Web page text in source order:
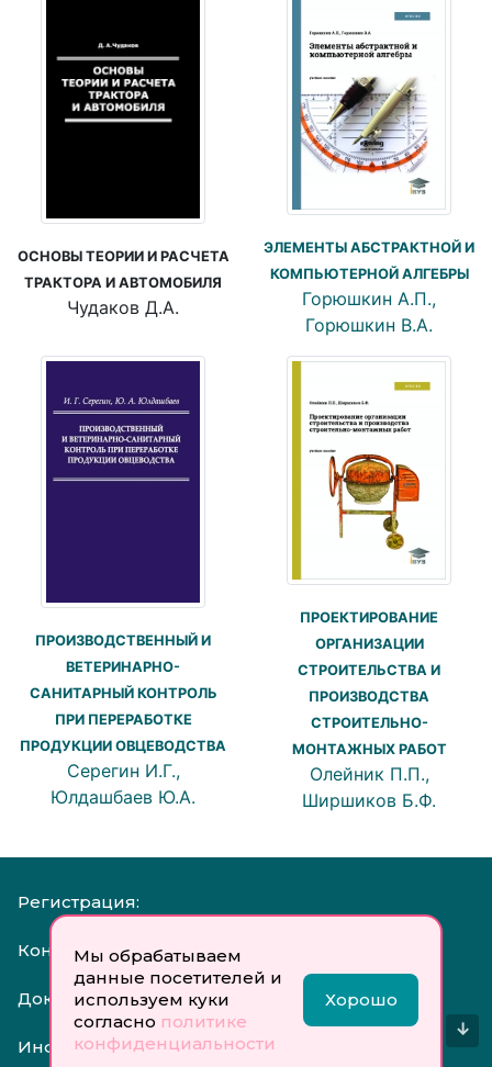
Мы обрабатываем
данные посетителей и
используем куки
согласно политике
конфиденциальности
Хорошо
ОСНОВЫ ТЕОРИИ И РАСЧЕТА
ТРАКТОРА И АВТОМОБИЛЯ
Чудаков Д.А.
ЭЛЕМЕНТЫ АБСТРАКТНОЙ И
КОМПЬЮТЕРНОЙ АЛГЕБРЫ
Горюшкин А.П.,
Горюшкин В.А.
ПРОИЗВОДСТВЕННЫЙ И
ВЕТЕРИНАРНО-
САНИТАРНЫЙ КОНТРОЛЬ
ПРИ ПЕРЕРАБОТКЕ
ПРОДУКЦИИ ОВЦЕВОДСТВА
Серегин И.Г.,
Юлдашбаев Ю.А.
ПРОЕКТИРОВАНИЕ
ОРГАНИЗАЦИИ
СТРОИТЕЛЬСТВА И
ПРОИЗВОДСТВА
СТРОИТЕЛЬНО-
МОНТАЖНЫХ РАБОТ
Олейник П.П.,
Ширшиков Б.Ф.
Регистрация:
Контакты:
Документы:
Инфо:
↓